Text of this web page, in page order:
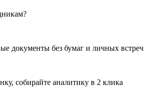
документы без бумаг и личных встреч
собирайте аналитику в 2 клика